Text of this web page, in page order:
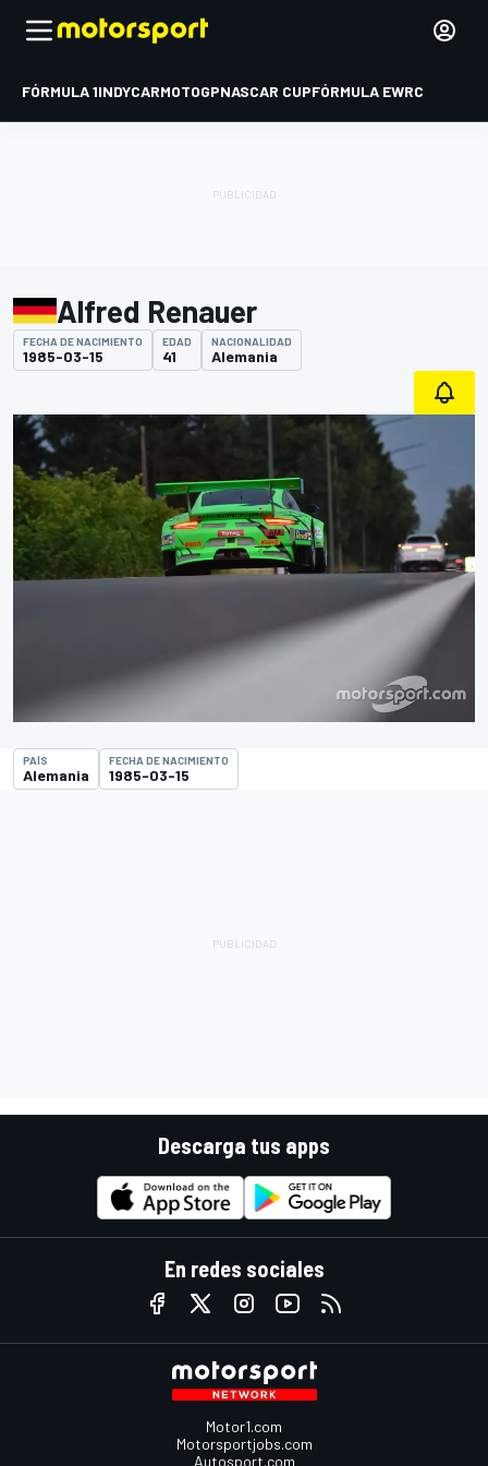
FÓRMULA 1INDYCARMOTOGPNASCAR CUPFÓRMULA EWRC
Alfred Renauer
FECHA DE NACIMIENTO
1985-03-15
EDAD
41
NACIONALIDAD
Alemania
PAÍS
Alemania
FECHA DE NACIMIENTO
1985-03-15
Descarga tus apps
En redes sociales
Motor1.com
Motorsportjobs.com
Autosport.com